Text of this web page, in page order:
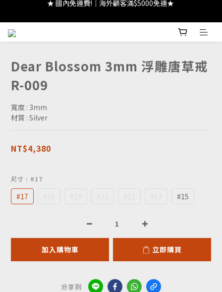
★ 註冊領 $300｜生日領 $300｜滿 $2000 折 $100 ★
Dear Blossom 3mm 浮雕唐草戒
R-009
寬度 : 3mm
材質 : Silver
NT$4,380
尺寸 : #17
#17 #15
加入購物車 立即購買
分享到